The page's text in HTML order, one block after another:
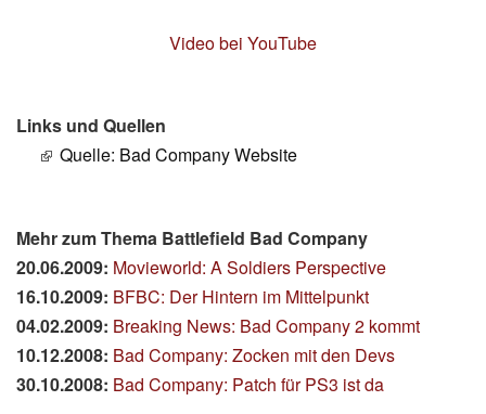
Video bei YouTube
Links und Quellen
Quelle: Bad Company Website
Mehr zum Thema Battlefield Bad Company
20.06.2009: Movieworld: A Soldiers Perspective
16.10.2009: BFBC: Der Hintern im Mittelpunkt
04.02.2009: Breaking News: Bad Company 2 kommt
10.12.2008: Bad Company: Zocken mit den Devs
30.10.2008: Bad Company: Patch für PS3 ist da